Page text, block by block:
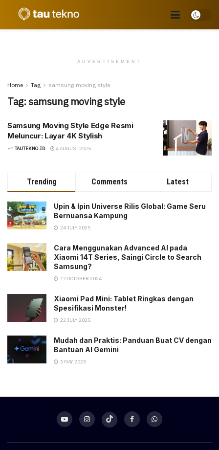
ADVERTISEMENT
Home Tag samsung moving style
Tag:samsung moving style
Samsung Moving Style Edge Resmi
Meluncur: Layar 4K Stylish
BY TAUTEKNO.ID 4 AUGUST 2025
Trending Comments Latest
Upin & Ipin Universe Rilis Global: Game Seru
Bernuansa Kampung
24 JULY 2025
Cara Menggunakan Advanced AI pada
Xiaomi 14T Series, Saingi Circle to Search
Samsung?
17 OCTOBER 2024
Xiaomi Pad Mini: Tablet Ringkas dengan
Spesifikasi Monster!
22 JULY 2025
Mudah dan Praktis: Panduan Buat CV dengan
Bantuan AI Gemini
5 MAY 2025